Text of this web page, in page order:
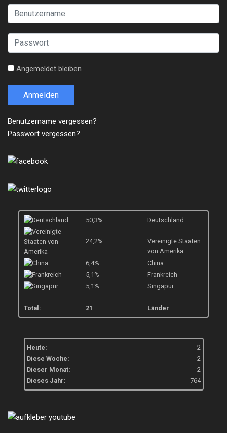
Angemeldet bleiben
Anmelden
Benutzername vergessen?
Passwort vergessen?
50,3% Deutschland
24,2%
Vereinigte Staaten
von Amerika
6,4%
China
5,1%
Frankreich
5,1%
Singapur
Total: 21 Länder
Heute:
2
Diese Woche:
2
Dieser Monat:
2
Dieses Jahr:
764